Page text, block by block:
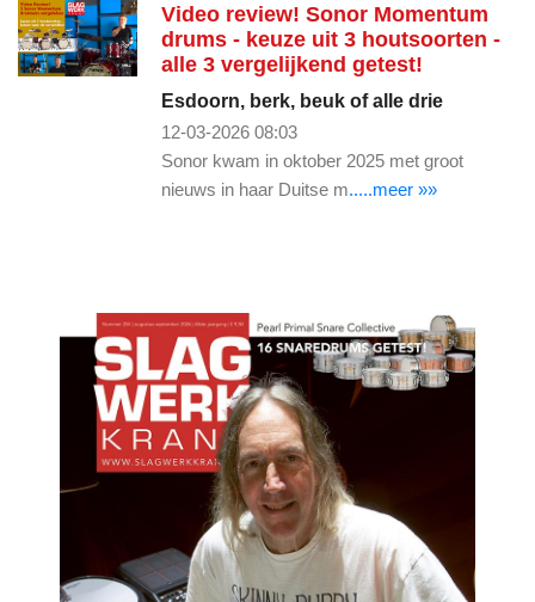
Video review! Sonor Momentum
drums - keuze uit 3 houtsoorten -
alle 3 vergelijkend getest!
Esdoorn, berk, beuk of alle drie
12-03-2026 08:03
Sonor kwam in oktober 2025 met groot
nieuws in haar Duitse m.....meer »»